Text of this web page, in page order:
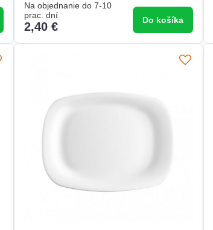
Na objednanie do 7-10
prac. dní
2,40 € Do košíka